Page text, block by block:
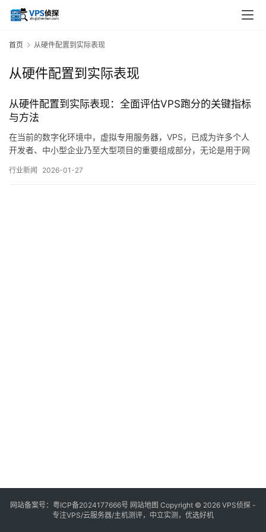
首页 从硬件配置到实际表现
从硬件配置到实际表现
从硬件配置到实际表现：全面评估VPS跑分的关键指标
与方法
在当前的数字化环境中，虚拟专用服务器，VPS，已成为许多个人
开发者、中小型企业乃至大型项目的重要组成部分，无论是用于网
表现直接关系到服务的稳定性、响应速度与用户体验，因此，如何
行业新闻 2026-01-27
网站备案号： 粤ICP备2024177666号 网站地图 Copyright © 2026 VPS侦探 -
专注VPS/云服务器/主机测评，中立实测，优选好机